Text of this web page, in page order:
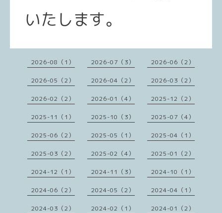
いたします。
2026-08（1） 2026-07（3） 2026-06（2）
2026-05（2） 2026-04（2） 2026-03（2）
2026-02（2） 2026-01（4） 2025-12（2）
2025-11（1） 2025-10（3） 2025-07（4）
2025-06（2） 2025-05（1） 2025-04（1）
2025-03（2） 2025-02（4） 2025-01（2）
2024-12（1） 2024-11（3） 2024-10（1）
2024-06（2） 2024-05（2） 2024-04（1）
2024-03（2） 2024-02（1） 2024-01（2）